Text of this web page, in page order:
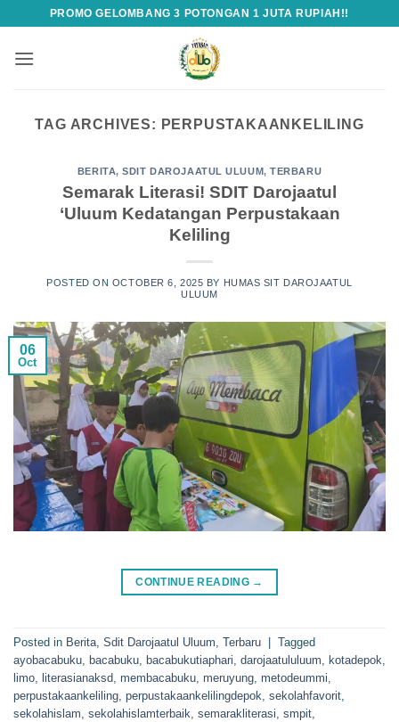
content
PROMO GELOMBANG 3 POTONGAN 1 JUTA RUPIAH!!
TAG ARCHIVES: PERPUSTAKAANKELILING
BERITA,SDIT DAROJAATUL ULUUM,TERBARU
Semarak Literasi! SDIT Darojaatul
‘Uluum Kedatangan Perpustakaan
Keliling
POSTED ON OCTOBER 6, 2025 BY HUMAS SIT DAROJAATUL
ULUUM
06
Oct
CONTINUE READING →
Posted in Berita, Sdit Darojaatul Uluum, Terbaru
Tagged
ayobacabuku, bacabuku, bacabukutiaphari, darojaatululuum, kotadepok,
limo, literasianaksd, membacabuku, meruyung, metodeummi,
perpustakaankeliling, perpustakaankelilingdepok, sekolahfavorit,
sekolahislam, sekolahislamterbaik, semarakliterasi, smpit,